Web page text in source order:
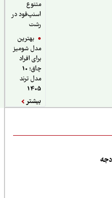
اسنپ‌فود در
بهترین
مدل شومیز
برای افراد
چاق؛ 10
مدل ترند